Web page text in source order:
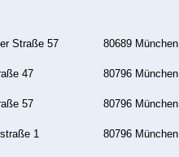
Straße 57 80689 München
47 80796 München
57 80796 München
1 80796 München